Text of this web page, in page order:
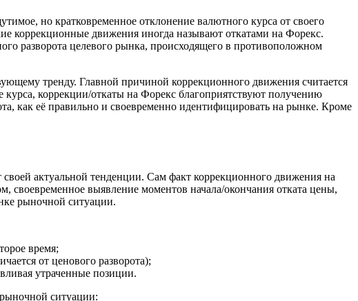
но кратковременное отклонение валютного курса от своего
коррекционные движения иногда называют откатами на Форекс.
разворота целевого рынка, происходящего в противоположном
тренду. Главной причиной коррекционного движения считается
коррекции/откаты на Форекс благоприятствуют получению
как её правильно и своевременно идентифицировать на рынке. Кроме
актуальной тенденции. Сам факт коррекционного движения на
своевременное выявление моментов начала/окончания отката цены,
рыночной ситуации.
время;
от ценового разворота);
утраченные позиции.
ситуации: